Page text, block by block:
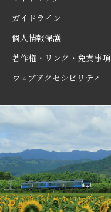
ガイドライン
個人情報保護
著作権・リンク・免責事項
ウェブアクセシビリティ